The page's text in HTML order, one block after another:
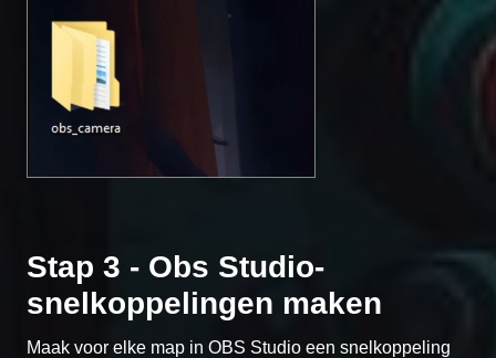
Stap 3 - Obs Studio-
snelkoppelingen maken
Maak voor elke map in OBS Studio een snelkoppeling